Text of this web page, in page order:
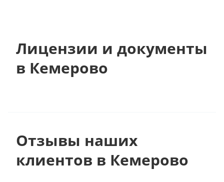
Лицензии и документы
в Кемерово
Отзывы наших
клиентов в Кемерово